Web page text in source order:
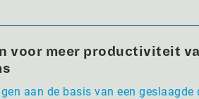
voor meer productiviteit
aan de basis van een geslaagde